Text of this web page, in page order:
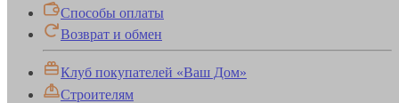
Способы оплаты
Возврат и обмен
Клуб покупателей «Ваш Дом»
Строителям